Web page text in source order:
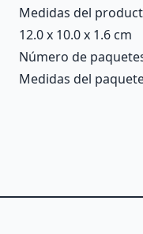
Medidas del
12.0 x 10.0 x 1.6 cm
Número de
Medidas del